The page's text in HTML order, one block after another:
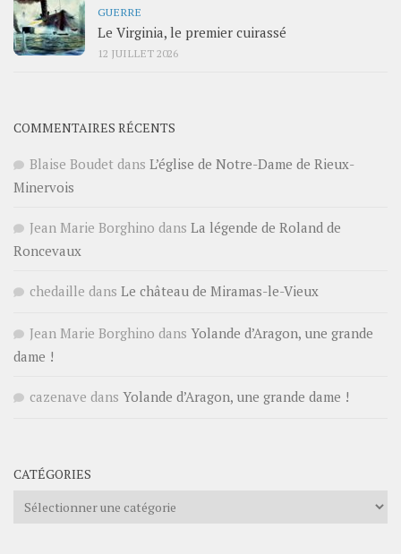
GUERRE
Le Virginia, le premier cuirassé
12 JUILLET 2026
COMMENTAIRES RÉCENTS
Blaise Boudet dans L’église de Notre-Dame de Rieux-
Minervois
Jean Marie Borghino dans La légende de Roland de
Roncevaux
chedaille dans Le château de Miramas-le-Vieux
Jean Marie Borghino dans Yolande d’Aragon, une grande
dame !
cazenave dans Yolande d’Aragon, une grande dame !
CATÉGORIES
Catégories